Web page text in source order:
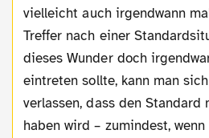
vielleicht auch irgendwann
Treffer nach einer
dieses Wunder doch
eintreten sollte, kann man
verlassen, dass den
haben wird – zumindest,